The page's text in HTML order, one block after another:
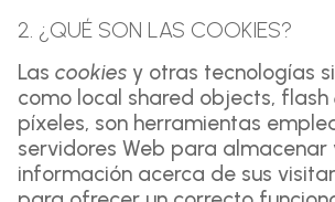
2. ¿QUÉ SON LAS COOKIES?
Las cookies y otras tecnologías
como local shared objects, flash
píxeles, son herramientas
servidores Web para almacenar
información acerca de sus